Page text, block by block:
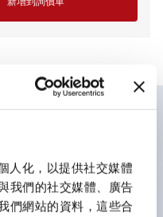
人化，以提供社交媒體
我們的社交媒體、廣告
們網站的資料，這些合
關和切換，適用範圍廣